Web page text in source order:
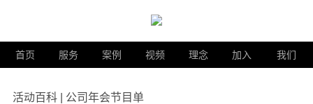
首页 服务 案例 视频 理念 加入 我们
活动百科 | 公司年会节目单